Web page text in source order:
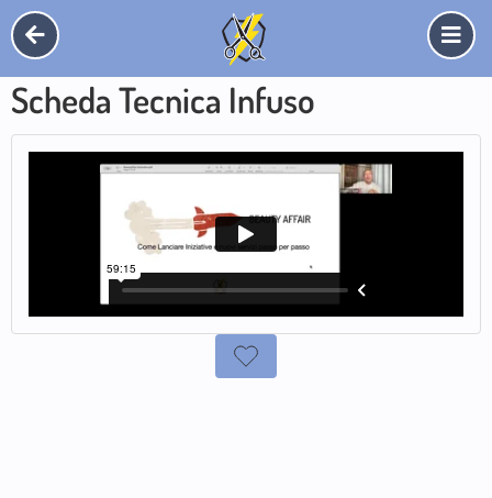
Scheda Tecnica Infuso